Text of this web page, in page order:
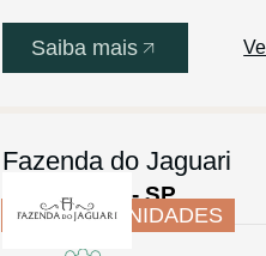
ÚLTIMAS UNIDADES
Saiba mais
Fazenda do Jaguari
Joanópolis - SP